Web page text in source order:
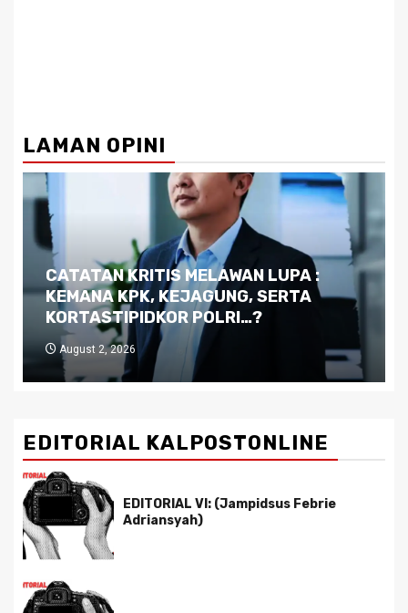
LAMAN OPINI
Dilema Kaltim di Tengah Krisis:
Kutukan Sumber Daya Alam dan
Pemimpin yang Tak Kreatif
July 29, 2026
EDITORIAL KALPOSTONLINE
EDITORIAL VI: (Jampidsus Febrie
Adriansyah)